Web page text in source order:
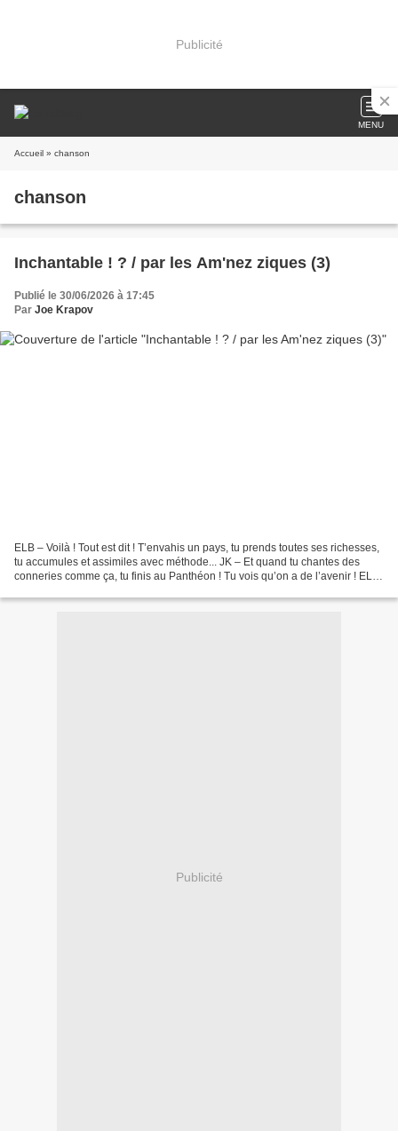
Publicité
MENU
Accueil » chanson
chanson
Inchantable ! ? / par les Am'nez ziques (3)
Publié le 30/06/2026 à 17:45
Par Joe Krapov
ELB – Voilà ! Tout est dit ! T’envahis un pays, tu prends toutes ses richesses,
tu accumules et assimiles avec méthode... JK – Et quand tu chantes des
conneries comme ça, tu finis au Panthéon ! Tu vois qu’on a de l’avenir ! ELB
Publicité